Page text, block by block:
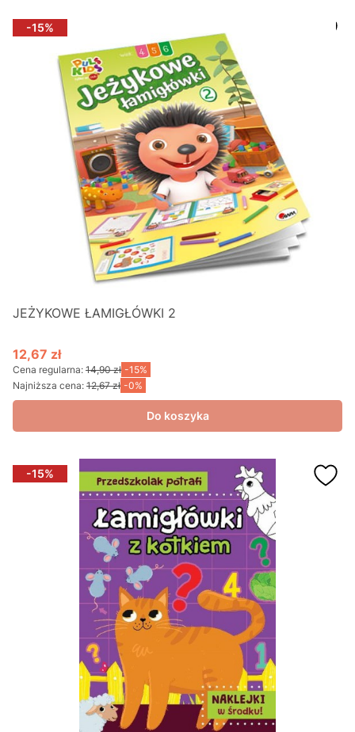
-15%
JEŻYKOWE ŁAMIGŁÓWKI 2
Cena promocyjna
12,67 zł
Cena regularna: 14,90 zł -15%
Najniższa cena: 12,67 zł -0%
Do koszyka
-15%